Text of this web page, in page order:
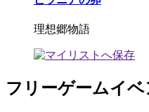
理想郷物語
フリーゲームイベ